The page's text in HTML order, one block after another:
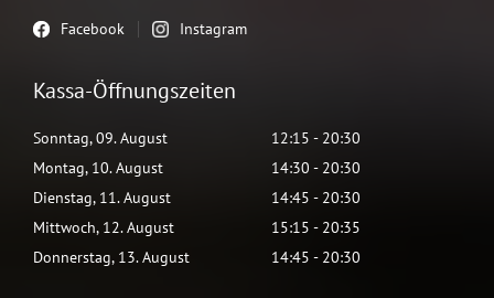
Facebook Instagram
Kassa-Öffnungszeiten
Sonntag,09.August 12:15 - 20:30
Montag, 10.August 14:30 - 20:30
Dienstag, 11.August 14:45 - 20:30
Mittwoch, 12.August 15:15 - 20:35
Donnerstag, 13.August 14:45 - 20:30